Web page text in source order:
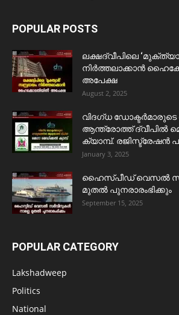
POPULAR POSTS
ലക്ഷദ്വീപിലെ
നിർത്തലാക്കാൻ
അപേക്ഷ
August 2, 2025
വിദഗ്ധ
ആന്ത്രോത്ത് ദ്വീപിൽ
ക്യാമ്പ്. രജിസ്ട്രേഷൻ
January 3, 2025
ഹൈസ്പീഡ് വെസൽ
മുതൽ പുനരാരംഭിക്കും
September 15, 2025
POPULAR CATEGORY
Lakshadweep
Politics
National